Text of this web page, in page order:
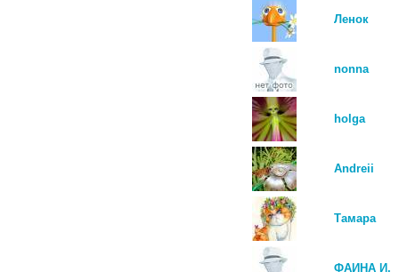
Ленок
nonna
holga
Andreii
Тамара
ФАИНА И.